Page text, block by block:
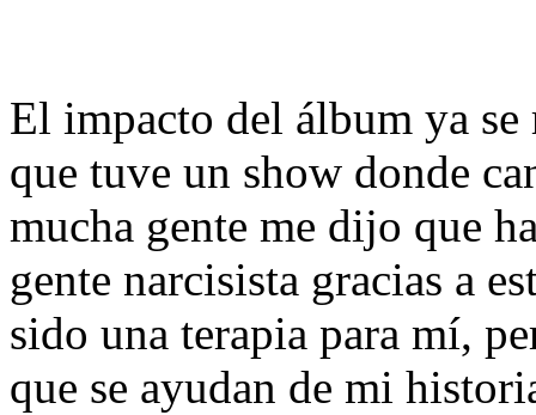
El impacto del álbum ya
que tuve un show donde
mucha gente me dijo que
gente narcisista gracias a
sido una terapia para mí,
que se ayudan de mi